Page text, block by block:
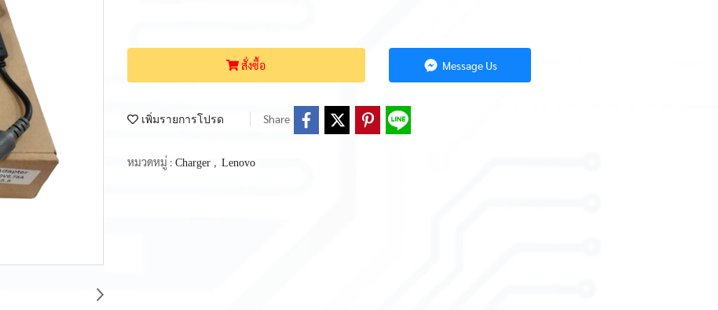
สั่งซื้อ Message Us
เพิ่มรายการโปรด Share
หมวดหมู่ : Charger Lenovo